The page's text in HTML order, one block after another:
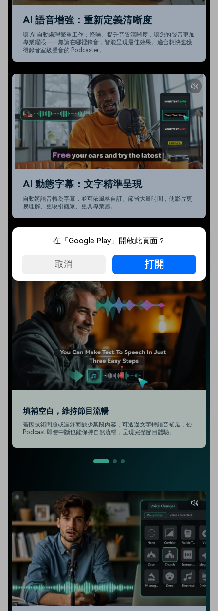
AI 語音增強：重新定義清晰度
讓 AI 自動處理繁重工作：降噪、提升音質清晰度，讓您的聲音更加
專業耀眼——無論在哪裡錄音，皆能呈現最佳效果。適合想快速獲
得錄音室級聲音的 Podcaster。
AI 動態字幕：文字精準呈現
自動將語音轉為字幕，並可依風格自訂。節省大量時間，使影片更
易理解、更吸引觀眾、更具專業感。
AI 語音：Podcast 創作無限制
全面提升 Podcast 創作與分享效率，改變您的內容呈現方式。
填補空白，維持節目流暢
若因技術問題或漏錄而缺少某段內容，可透過文字轉語音補足，使
Podcast 即使中斷也能保持自然流暢，呈現完整節目體驗。
在「Google Play」開啟此頁面？
取消 打開